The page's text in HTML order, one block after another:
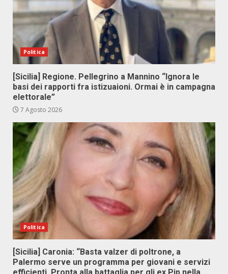
Politica
[Sicilia] Regione. Pellegrino a Mannino “Ignora le
basi dei rapporti fra istizuaioni. Ormai è in campagna
elettorale”
7 Agosto 2026
Politica
[Sicilia] Caronia: “Basta valzer di poltrone, a
Palermo serve un programma per giovani e servizi